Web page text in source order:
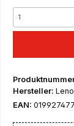
Hersteller:
EAN: